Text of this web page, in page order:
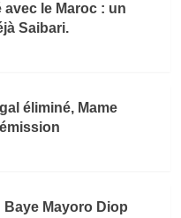
avec le Maroc : un
Saibari.
éliminé, Mame
Mayoro Diop